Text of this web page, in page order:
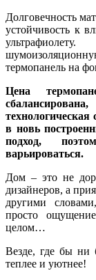
Долговечность
устойчивость к
термопанель на
Цена
в новь
подход,
варьироваться.
Дом – это не
дизайнеров, а
другими
просто
целом…
Везде, где бы ни
теплее и уютнее!